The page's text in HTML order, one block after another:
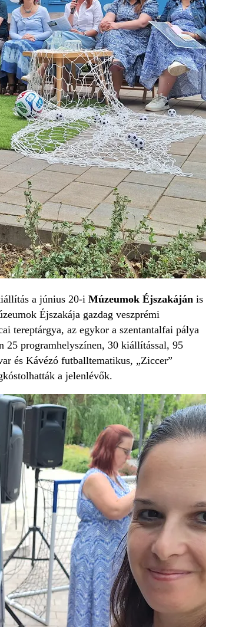
a június 20-i Múzeumok Éjszakáján is
Éjszakája gazdag veszprémi
tereptárgya, az egykor a szentantalfai pálya
25 programhelyszínen, 30 kiállítással, 95
és Kávézó futballtematikus, „Ziccer”
a jelenlévők.